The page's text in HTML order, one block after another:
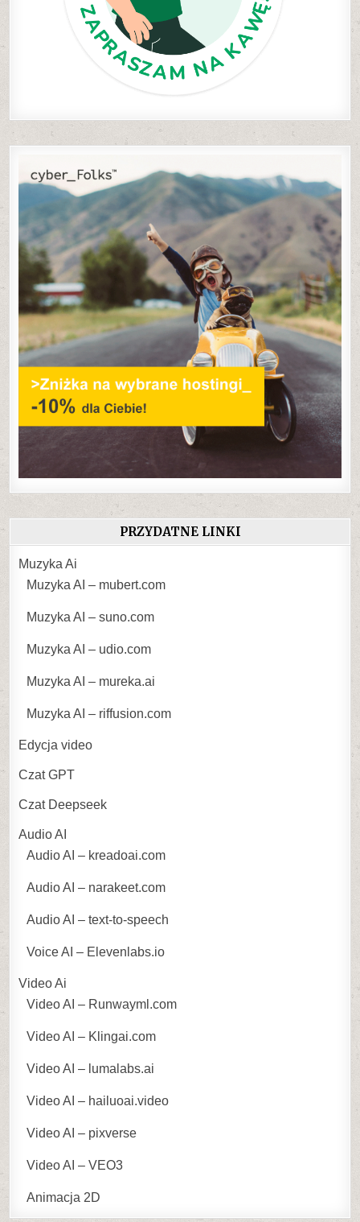
PRZYDATNE LINKI
Muzyka Ai
Muzyka AI – mubert.com
Muzyka AI – suno.com
Muzyka AI – udio.com
Muzyka AI – mureka.ai
Muzyka AI – riffusion.com
Edycja video
Czat GPT
Czat Deepseek
Audio AI
Audio AI – kreadoai.com
Audio AI – narakeet.com
Audio AI – text-to-speech
Voice AI – Elevenlabs.io
Video Ai
Video AI – Runwayml.com
Video AI – Klingai.com
Video AI – lumalabs.ai
Video AI – hailuoai.video
Video AI – pixverse
Video AI – VEO3
Animacja 2D